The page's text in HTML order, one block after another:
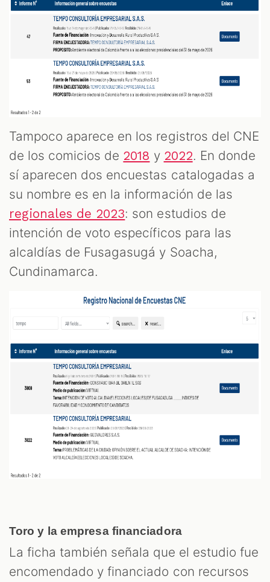
Tampoco aparece en los registros del CNE
de los comicios de 2018 y 2022. En donde
sí aparecen dos encuestas catalogadas a
su nombre es en la información de las
regionales de 2023: son estudios de
intención de voto específicos para las
alcaldías de Fusagasugá y Soacha,
Cundinamarca.
Toro y la empresa financiadora
La ficha también señala que el estudio fue
encomendado y financiado con recursos